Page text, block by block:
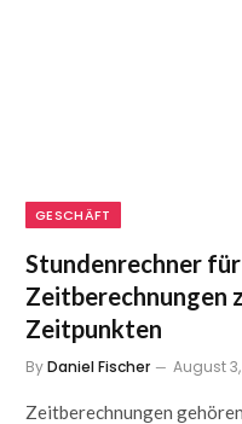
GESCHÄFT
Stundenrechner
Zeitberechnungen
Zeitpunkten
ByDaniel Fischer August
Zeitberechnungen